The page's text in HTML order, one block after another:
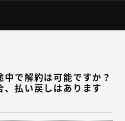
中で解約は可能ですか？
、払い戻しはあります